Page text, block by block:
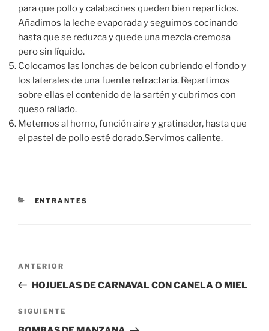
para que pollo y calabacines queden bien repartidos.
Añadimos la leche evaporada y seguimos cocinando
hasta que se reduzca y quede una mezcla cremosa
pero sin líquido.
Colocamos las lonchas de beicon cubriendo el fondo y
los laterales de una fuente refractaria. Repartimos
sobre ellas el contenido de la sartén y cubrimos con
queso rallado.
Metemos al horno, función aire y gratinador, hasta que
el pastel de pollo esté dorado.Servimos caliente.
CATEGORÍAS
ENTRANTES
entradas
Entrada
anterior:
ANTERIOR
HOJUELAS DE CARNAVAL CON CANELA O MIEL
Siguiente
entrada
SIGUIENTE